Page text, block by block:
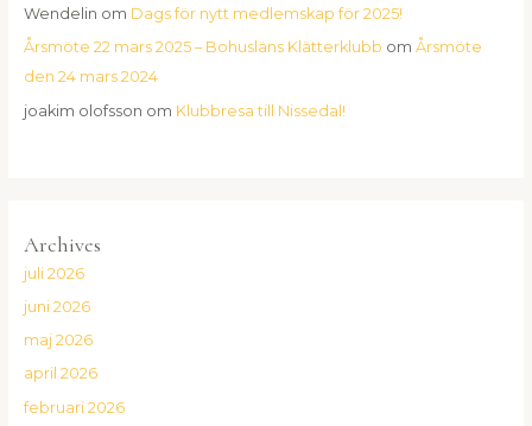
Wendelin om Dags för nytt medlemskap för 2025!
Årsmöte 22 mars 2025 – Bohusläns Klätterklubb om Årsmöte
den 24 mars 2024
joakim olofsson om Klubbresa till Nissedal!
Archives
juli 2026
juni 2026
maj 2026
april 2026
februari 2026